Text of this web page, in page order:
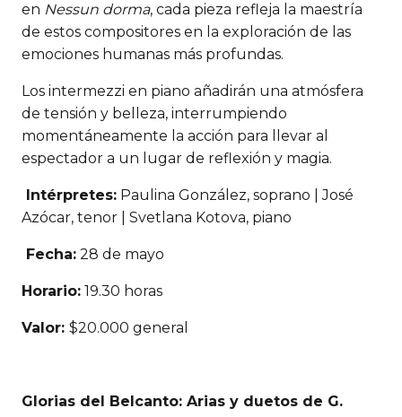
en Nessun dorma, cada pieza refleja la maestría
de estos compositores en la exploración de las
emociones humanas más profundas.
Los intermezzi en piano añadirán una atmósfera
de tensión y belleza, interrumpiendo
momentáneamente la acción para llevar al
espectador a un lugar de reflexión y magia.
Intérpretes: Paulina González, soprano | José
Azócar, tenor | Svetlana Kotova, piano
Fecha: 28 de mayo
Horario: 19.30 horas
Valor: $20.000 general
Glorias del Belcanto: Arias y duetos de G.